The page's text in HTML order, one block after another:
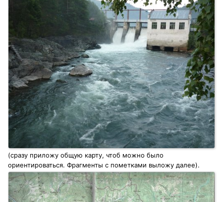
(сразу приложу общую карту, чтоб можно было
ориентироваться. Фрагменты с пометками выложу далее).